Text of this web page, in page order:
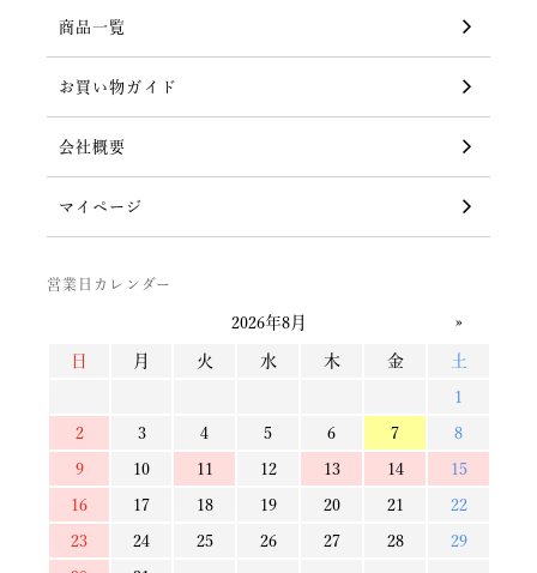
商品一覧
お買い物ガイド
会社概要
マイページ
営業日カレンダー